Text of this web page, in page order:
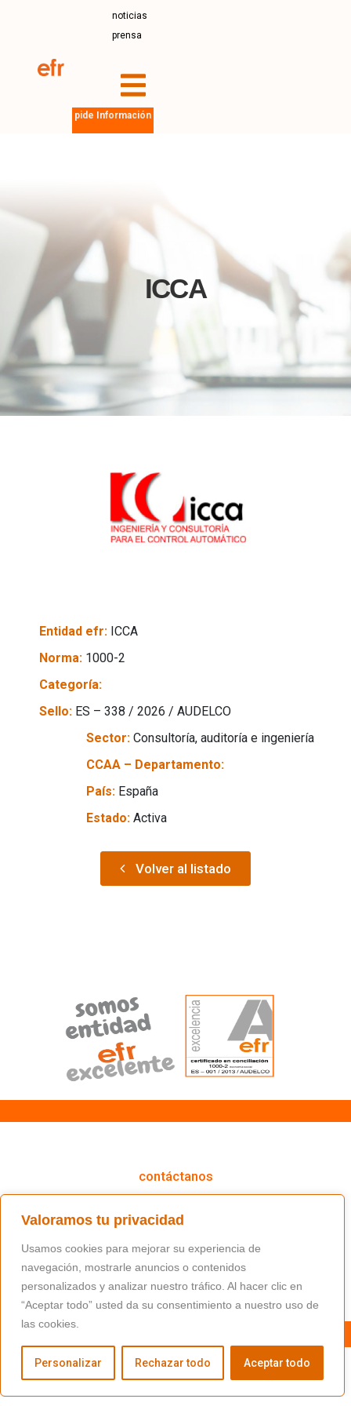
Valoramos tu privacidad
Usamos cookies para mejorar su experiencia de
navegación, mostrarle anuncios o contenidos
personalizados y analizar nuestro tráfico. Al hacer clic en
“Aceptar todo” usted da su consentimiento a nuestro uso de
las cookies.
Personalizar Rechazar todo Aceptar todo
noticias
prensa
pide Información
ICCA
Entidad efr: ICCA
Norma: 1000-2
Categoría:
Sello: ES – 338 / 2026 / AUDELCO
Sector: Consultoría, auditoría e ingeniería
CCAA – Departamento:
País: España
Estado: Activa
Volver al listado
contáctanos
(+34) 91 766 98 56 / fundacion@masfamilia.org
síguenos en nuestras redes sociales